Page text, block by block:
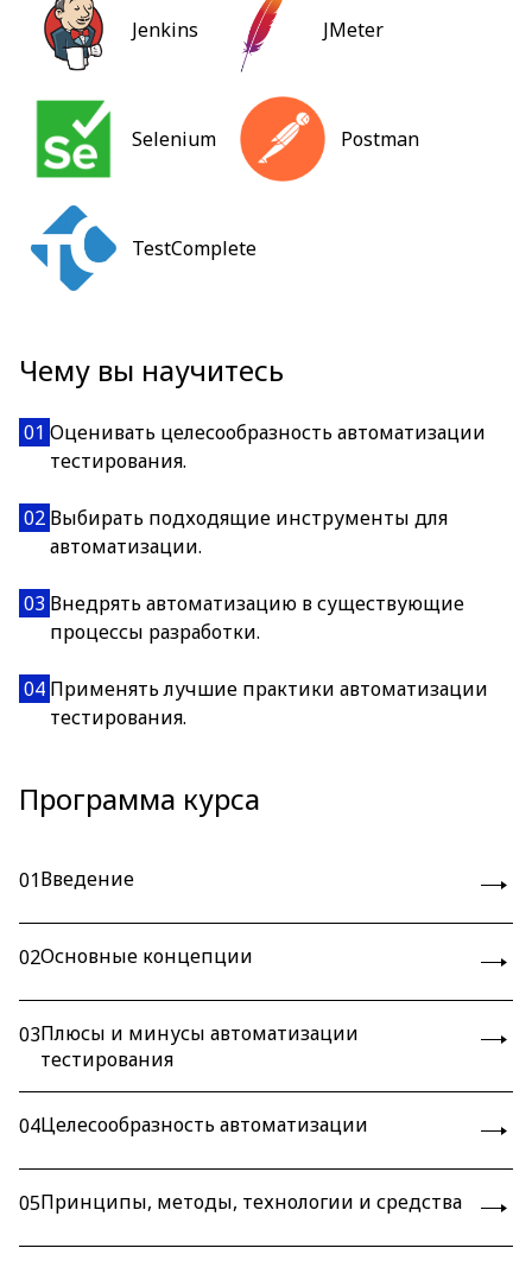
Jenkins JMeter
Selenium Postman
TestComplete
Чему вы научитесь
01 Оценивать целесообразность автоматизации
тестирования.
02 Выбирать подходящие инструменты для
автоматизации.
03 Внедрять автоматизацию в существующие
процессы разработки.
04 Применять лучшие практики автоматизации
тестирования.
Программа курса
01Введение
02Основные концепции
03Плюсы и минусы автоматизации
тестирования
04Целесообразность автоматизации
05Принципы, методы, технологии и средства